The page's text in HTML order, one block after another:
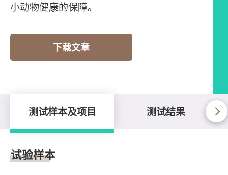
小动物健康的保障。
下载文章
测试样本及项目 测试结果
测试样本及项目
试验样本